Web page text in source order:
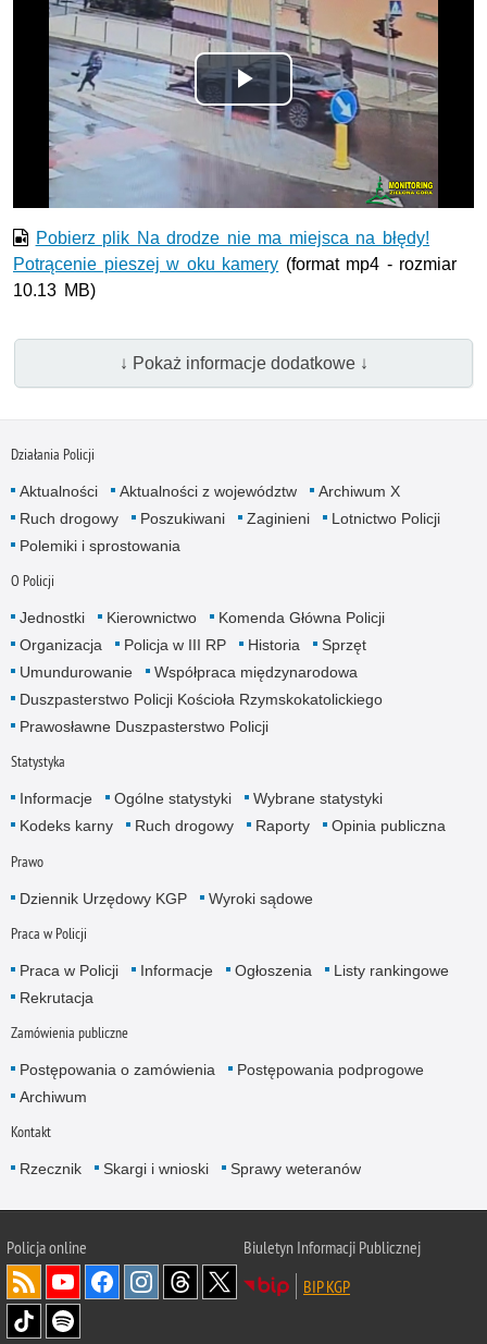
Odtwórz
wideo
Pobierz plik Na drodze nie ma miejsca na błędy!
Potrącenie pieszej w oku kamery (format mp4 - rozmiar
10.13 MB)
↓ Pokaż informacje dodatkowe ↓
Działania Policji
Aktualności Aktualności z województw
Archiwum X
Ruch drogowy
Poszukiwani Zaginieni
Lotnictwo Policji
Polemiki i sprostowania
O Policji
Jednostki Kierownictwo
Komenda Główna Policji
Organizacja
Policja w III RP Historia
Sprzęt
Umundurowanie
Współpraca międzynarodowa
Duszpasterstwo Policji Kościoła Rzymskokatolickiego
Prawosławne Duszpasterstwo Policji
Statystyka
Informacje Ogólne statystyki
Wybrane statystyki
Kodeks karny
Ruch drogowy Raporty Opinia publiczna
Prawo
Dziennik Urzędowy KGP Wyroki sądowe
Praca w Policji
Praca w Policji Informacje Ogłoszenia
Listy rankingowe
Rekrutacja
Zamówienia publiczne
Postępowania o zamówienia
Postępowania podprogowe
Archiwum
Kontakt
Rzecznik Skargi i wnioski Sprawy weteranów
Policjaonline
Biuletyn Informacji Publicznej
BIP KGP